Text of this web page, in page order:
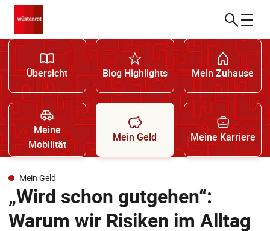
Übersicht Blog Highlights Mein Zuhause
Meine
Mobilität
Mein Geld Meine Karriere
Mein Geld
„Wird schon gutgehen“:
Warum wir Risiken im Alltag